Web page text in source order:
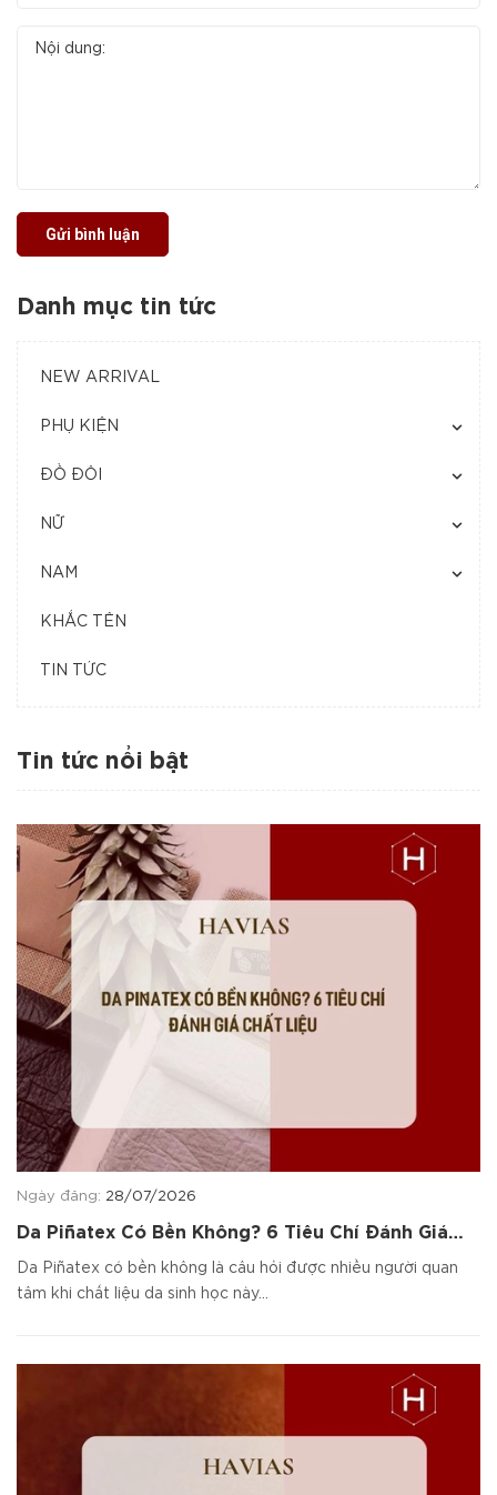
Gửi bình luận
Danh mục tin tức
NEW ARRIVAL
PHỤ KIỆN
ĐỒ ĐÔI
NỮ
NAM
KHẮC TÊN
TIN TỨC
Tin tức nổi bật
Ngày đăng: 28/07/2026
Da Piñatex Có Bền Không? 6 Tiêu Chí Đánh Giá
Chất Liệu
Da Piñatex có bền không là câu hỏi được nhiều người quan
tâm khi chất liệu da sinh học này...